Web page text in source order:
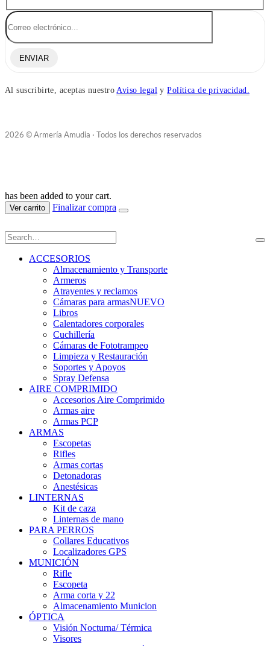
ENVIAR
Al suscribirte, aceptas nuestroAviso legal yPolítica de privacidad.
2026 © Armería Amudia · Todos los derechos reservados
has been added to your cart.
Ver carrito Finalizar compra
ACCESORIOS
Almacenamiento y Transporte
Armeros
Atrayentes y reclamos
Cámaras para armasNUEVO
Libros
Calentadores corporales
Cuchillería
Cámaras de Fototrampeo
Limpieza y Restauración
Soportes y Apoyos
Spray Defensa
AIRE COMPRIMIDO
Accesorios Aire Comprimido
Armas aire
Armas PCP
ARMAS
Escopetas
Rifles
Armas cortas
Detonadoras
Anestésicas
LINTERNAS
Kit de caza
Linternas de mano
PARA PERROS
Collares Educativos
Localizadores GPS
MUNICIÓN
Rifle
Escopeta
Arma corta y 22
Almacenamiento Municion
ÓPTICA
Visión Nocturna/ Térmica
Visores